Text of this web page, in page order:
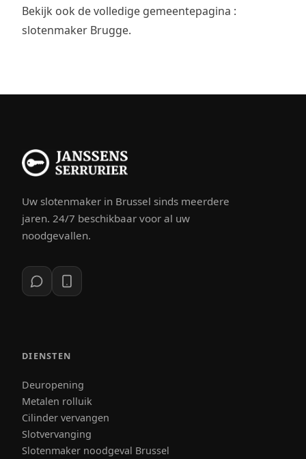
Bekijk ook de volledige gemeentepagina :
slotenmaker Brugge.
Uw slotenmaker in Brussel sinds meerdere
jaren. 24/7 beschikbaar voor al uw
noodgevallen.
DIENSTEN
Deuropening
Metalen rolluik
Cilinder vervangen
Slotvervanging
Slotenmaker noodgeval Brussel